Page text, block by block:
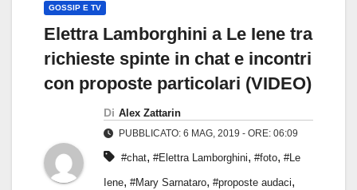
GOSSIP E TV
Elettra Lamborghini a Le Iene tra
richieste spinte in chat e incontri
con proposte particolari (VIDEO)
Di Alex Zattarin
PUBBLICATO: 6 MAG, 2019 - ORE: 06:09
#chat, #Elettra Lamborghini, #foto, #Le
Iene, #Mary Sarnataro, #proposte audaci,